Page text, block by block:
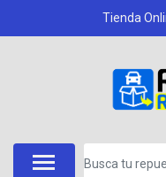
Tienda